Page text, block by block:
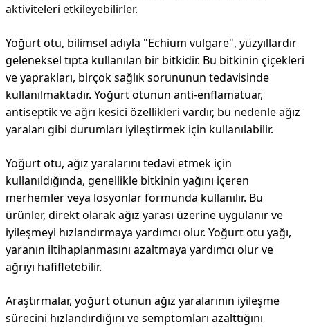
aktiviteleri etkileyebilirler.
Yoğurt otu, bilimsel adıyla "Echium vulgare", yüzyıllardır
geleneksel tıpta kullanılan bir bitkidir. Bu bitkinin çiçekleri
ve yaprakları, birçok sağlık sorununun tedavisinde
kullanılmaktadır. Yoğurt otunun anti-enflamatuar,
antiseptik ve ağrı kesici özellikleri vardır, bu nedenle ağız
yaraları gibi durumları iyileştirmek için kullanılabilir.
Yoğurt otu, ağız yaralarını tedavi etmek için
kullanıldığında, genellikle bitkinin yağını içeren
merhemler veya losyonlar formunda kullanılır. Bu
ürünler, direkt olarak ağız yarası üzerine uygulanır ve
iyileşmeyi hızlandırmaya yardımcı olur. Yoğurt otu yağı,
yaranın iltihaplanmasını azaltmaya yardımcı olur ve
ağrıyı hafifletebilir.
Araştırmalar, yoğurt otunun ağız yaralarının iyileşme
sürecini hızlandırdığını ve semptomları azalttığını